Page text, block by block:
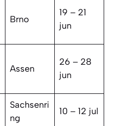
Brno
19 – 21
jun
Assen
26 – 28
jun
Sachsenri
ng
10 – 12 jul